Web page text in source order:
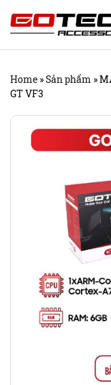
Chuyển
đến
dung
Home »Sản phẩm »
GT VF3